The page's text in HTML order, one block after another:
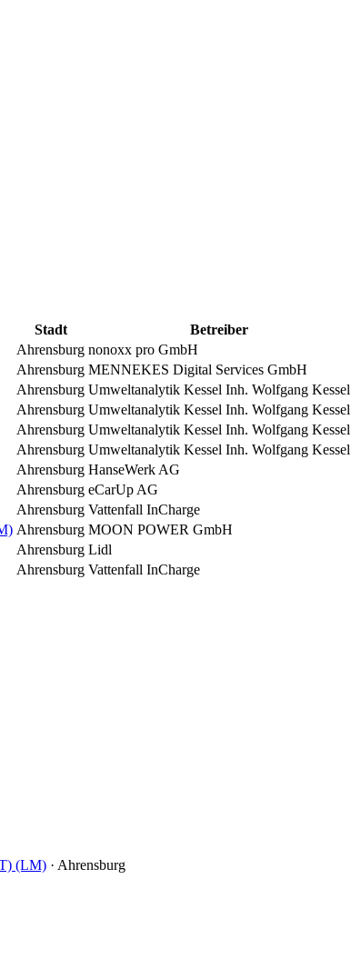
Stadt Betreiber
Ahrensburg nonoxx pro GmbH
Ahrensburg MENNEKES Digital Services GmbH
Ahrensburg Umweltanalytik Kessel Inh. Wolfgang Kessel
Ahrensburg Umweltanalytik Kessel Inh. Wolfgang Kessel
Ahrensburg Umweltanalytik Kessel Inh. Wolfgang Kessel
Ahrensburg Umweltanalytik Kessel Inh. Wolfgang Kessel
Ahrensburg HanseWerk AG
Ahrensburg eCarUp AG
Ahrensburg Vattenfall InCharge
Ahrensburg MOON POWER GmbH
Ahrensburg Lidl
Ahrensburg Vattenfall InCharge
(LM) · Ahrensburg